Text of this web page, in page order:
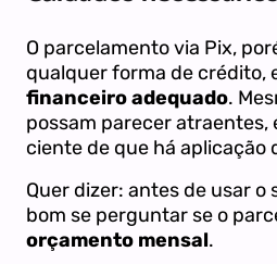
O parcelamento via Pix,
qualquer forma de crédito,
financeiro adequado.
possam parecer
ciente de que há aplicação
Quer dizer: antes de usar o
bom se perguntar se o
orçamento mensal.